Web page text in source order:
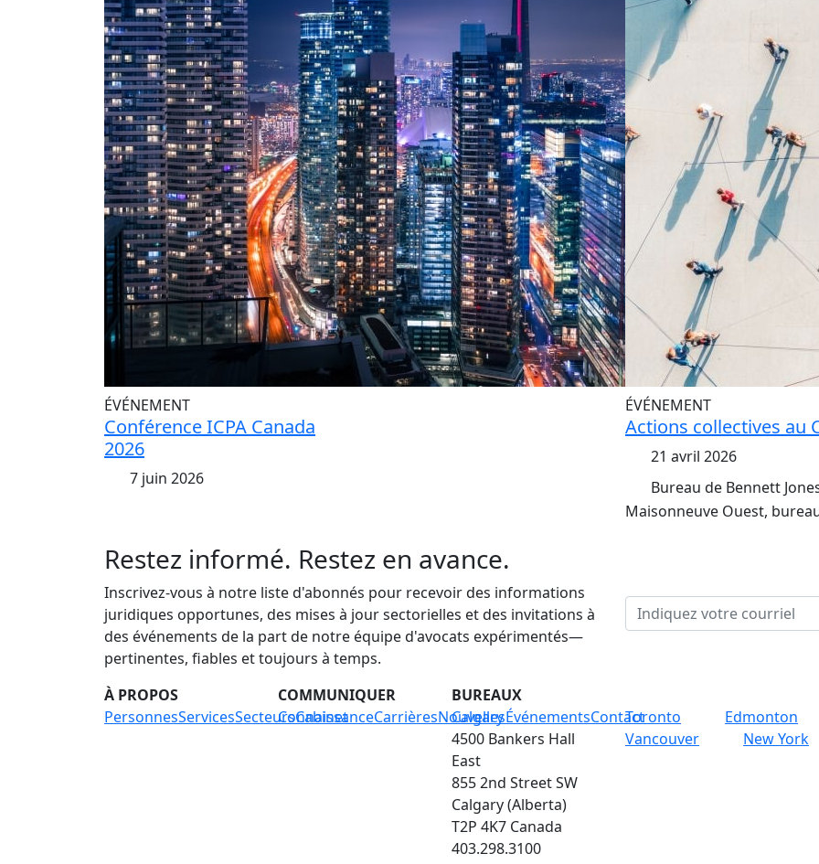
ÉVÉNEMENT
Conférence ICPA Canada
2026
7 juin 2026
ÉVÉNEMENT
Actions collectives au
21 avril 2026
Bureau de Bennett
Maisonneuve Ouest,
Restez informé. Restez en avance.
Inscrivez-vous à notre liste d'abonnés pour recevoir des informations
juridiques opportunes, des mises à jour sectorielles et des invitations à
des événements de la part de notre équipe d'avocats expérimentés—
pertinentes, fiables et toujours à temps.
À PROPOS
PersonnesServicesSecteursCabinet
COMMUNIQUER
ConnaissanceCarrièresNouvellesÉvénementsContact
BUREAUX
Calgary
4500 Bankers Hall
East
855 2nd Street SW
Calgary (Alberta)
T2P 4K7 Canada
403.298.3100
Toronto Edmonton
Vancouver
New York